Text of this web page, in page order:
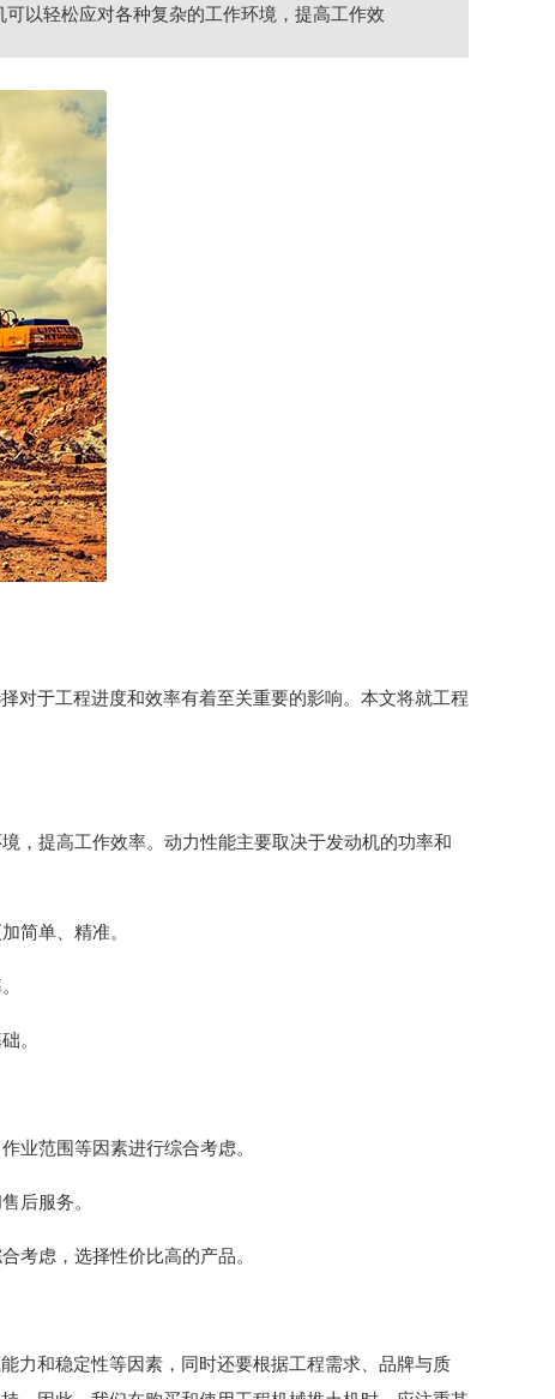
以轻松应对各种复杂的工作环境，提高工作效
对于工程进度和效率有着至关重要的影响。本文将就工程
，提高工作效率。动力性能主要取决于发动机的功率和
简单、精准。
。
业范围等因素进行综合考虑。
后服务。
考虑，选择性价比高的产品。
力和稳定性等因素，同时还要根据工程需求、品牌与质